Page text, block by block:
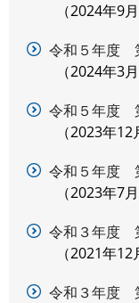
2024年9
令和５年度
2024年3
令和５年度
2023年12
令和５年度
2023年7
令和３年度
2021年12
令和３年度